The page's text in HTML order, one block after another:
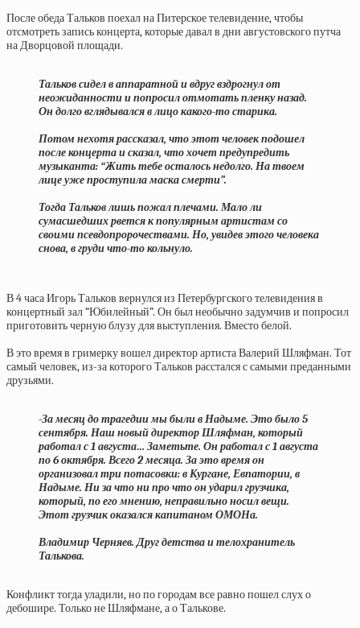
После обеда Тальков поехал на Питерское телевидение, чтобы
отсмотреть запись концерта, которые давал в дни августовского путча
на Дворцовой площади.
Тальков сидел в аппаратной и вдруг вздрогнул от
неожиданности и попросил отмотать пленку назад.
Он долго вглядывался в лицо какого-то старика.
Потом нехотя рассказал, что этот человек подошел
после концерта и сказал, что хочет предупредить
музыканта: “Жить тебе осталось недолго. На твоем
лице уже проступила маска смерти”.
Тогда Тальков лишь пожал плечами. Мало ли
сумасшедших рвется к популярным артистам со
своими псевдопророчествами. Но, увидев этого человека
снова, в груди что-то кольнуло.
В 4 часа Игорь Тальков вернулся из Петербургского телевидения в
концертный зал “Юбилейный”. Он был необычно задумчив и попросил
приготовить черную блузу для выступления. Вместо белой.
В это время в гримерку вошел директор артиста Валерий Шляфман. Тот
самый человек, из-за которого Тальков расстался с самыми преданными
друзьями.
-За месяц до трагедии мы были в Надыме. Это было 5
сентября. Наш новый директор Шляфман, который
работал с 1 августа… Заметьте. Он работал с 1 августа
по 6 октября. Всего 2 месяца. За это время он
организовал три потасовки: в Кургане, Евпатории, в
Надыме. Ни за что ни про что он ударил грузчика,
который, по его мнению, неправильно носил вещи.
Этот грузчик оказался капитаном ОМОНа.
Владимир Черняев. Друг детства и телохранитель
Талькова.
Конфликт тогда уладили, но по городам все равно пошел слух о
дебошире. Только не Шляфмане, а о Талькове.